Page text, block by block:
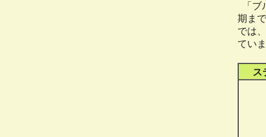
「ブ
期ま
では
ていま
ス